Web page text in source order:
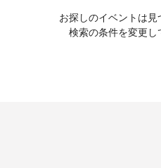
お探しのイベントは見
検索の条件を変更し